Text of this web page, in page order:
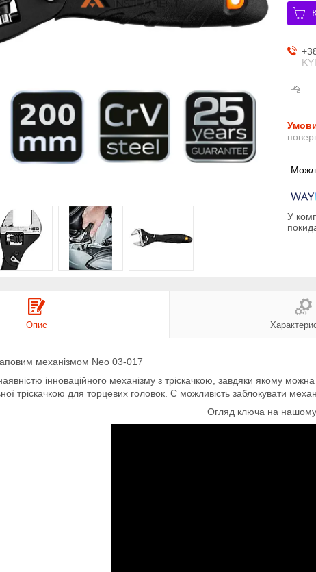
У
Опис
механізмом Neo 03-017
інноваційного механізму з тріскачкою, завдяки якому
тріскачкою для торцевих головок. Є можливість заблокувати
Огляд ключа на нашому